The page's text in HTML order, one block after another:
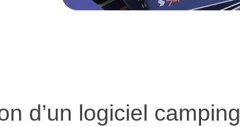
d’un logiciel camping